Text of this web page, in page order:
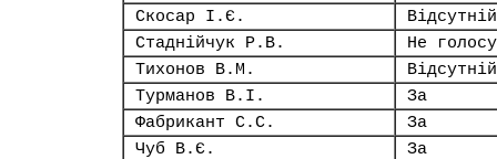
Скосар І.Є.
Відсутній
Стаднійчук Р.В.
Не
Тихонов В.М.
Відсутній
Турманов В.І.
За
Фабрикант С.С.
За
Чуб В.Є.
За